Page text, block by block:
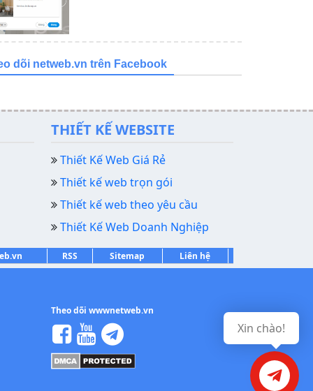
dõi netweb.vn trên Facebook
THIẾT KẾ WEBSITE
Thiết Kế Web Giá Rẻ
Thiết kế web trọn gói
Thiết kế web theo yêu cầu
Thiết Kế Web Doanh Nghiệp
RSS Sitemap Liên hệ
Theo dõi wwwnetweb.vn
Xin chào!